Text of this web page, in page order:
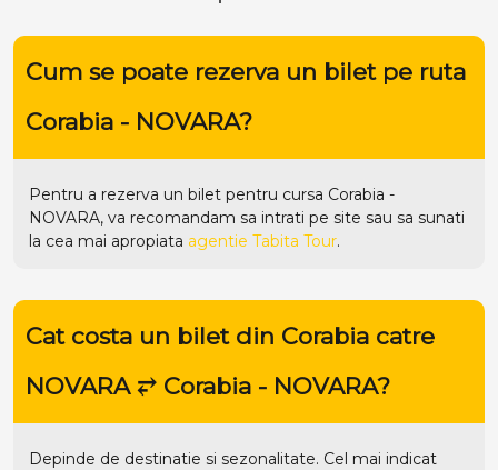
Cum se poate rezerva un bilet pe ruta
Corabia - NOVARA?
Pentru a rezerva un bilet pentru cursa Corabia -
NOVARA, va recomandam sa intrati pe site sau sa sunati
la cea mai apropiata agentie Tabita Tour.
Cat costa un bilet din Corabia catre
NOVARA ⥂ Corabia - NOVARA?
Depinde de destinatie si sezonalitate. Cel mai indicat